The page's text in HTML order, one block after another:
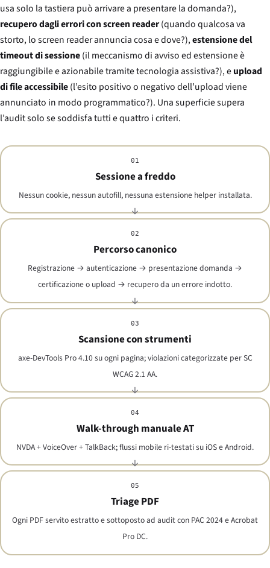
usa solo la tastiera può arrivare a presentare la domanda?),
recupero dagli errori con screen reader(quando qualcosa va
storto, lo screen reader annuncia cosa e dove?),estensione del
timeout di sessione(il meccanismo di avviso ed estensione è
raggiungibile e azionabile tramite tecnologia assistiva?), eupload
di file accessibile(l’esito positivo o negativo dell’upload viene
annunciato in modo programmatico?). Una superficie supera
l’audit solo se soddisfa tutti e quattro i criteri.
01
Sessione a freddo
Nessun cookie, nessun autofill, nessuna estensione helper installata.
02
Percorso canonico
Registrazione → autenticazione → presentazione domanda →
certificazione o upload → recupero da un errore indotto.
03
Scansione con strumenti
axe-DevTools Pro 4.10 su ogni pagina; violazioni categorizzate per SC
WCAG 2.1 AA.
04
Walk-through manuale AT
NVDA + VoiceOver + TalkBack; flussi mobile ri-testati su iOS e Android.
05
Triage PDF
Ogni PDF servito estratto e sottoposto ad audit con PAC 2024 e Acrobat
Pro DC.